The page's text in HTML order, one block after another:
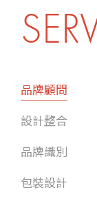
品牌顧問
設計整合
品牌識別
包裝設計